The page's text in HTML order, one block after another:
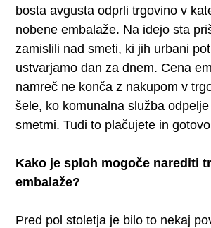
bosta avgusta odprli trgovino v
nobene embalaže. Na idejo sta
zamislili nad smeti, ki jih urbani
ustvarjamo dan za dnem. Cena
namreč ne konča z nakupom v
šele, ko komunalna služba
smetmi. Tudi to plačujete in
Kako je sploh mogoče narediti
embalaže?
Pred pol stoletja je bilo to nekaj